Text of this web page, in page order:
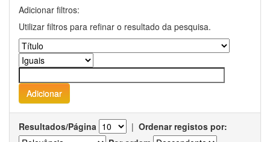
Adicionar filtros:
Utilizar filtros para refinar o resultado da pesquisa.
Resultados/Página | Ordenar registos por: